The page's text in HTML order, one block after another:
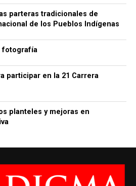
parteras tradicionales de
de los Pueblos Indígenas
fotografía
participar en la 21 Carrera
planteles y mejoras en